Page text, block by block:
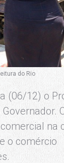
do Rio
(06/12) o
na
o comércio